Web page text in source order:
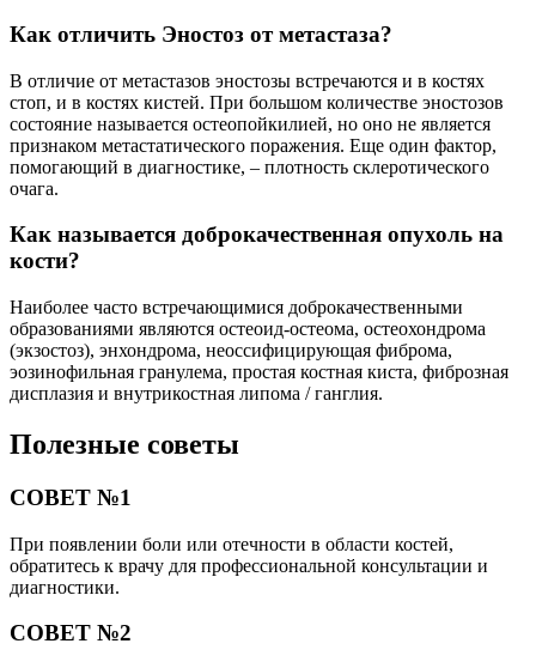
Как отличить Эностоз от метастаза?
В отличие от метастазов эностозы встречаются и в костях
стоп, и в костях кистей. При большом количестве эностозов
состояние называется остеопойкилией, но оно не является
признаком метастатического поражения. Еще один фактор,
помогающий в диагностике, – плотность склеротического
очага.
Как называется доброкачественная опухоль на
кости?
Наиболее часто встречающимися доброкачественными
образованиями являются остеоид-остеома, остеохондрома
(экзостоз), энхондрома, неоссифицирующая фиброма,
эозинофильная гранулема, простая костная киста, фиброзная
дисплазия и внутрикостная липома / ганглия.
Полезные советы
СОВЕТ №1
При появлении боли или отечности в области костей,
обратитесь к врачу для профессиональной консультации и
диагностики.
СОВЕТ №2